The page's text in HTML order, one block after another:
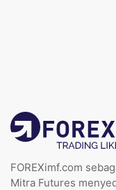
FOREXimf.com
Mitra Futures